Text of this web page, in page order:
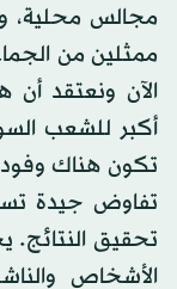
مجالس محلية،
ممثلين من
الآن ونعتقد
أكبر للشعب
تكون هناك
تفاوض جيدة
تحقيق
الأشخاص